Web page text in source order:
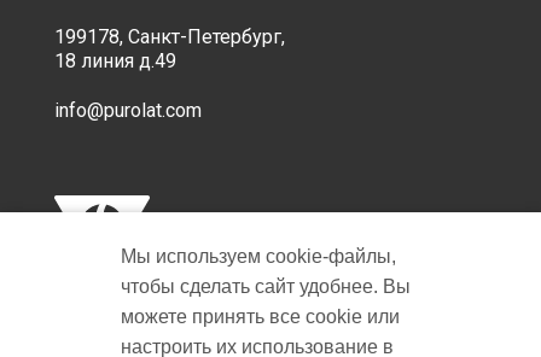
199178, Санкт-Петербург,
18 линия д.49
info@purolat.com
Мы используем cookie‑файлы,
чтобы сделать сайт удобнее. Вы
можете принять все cookie или
настроить их использование в